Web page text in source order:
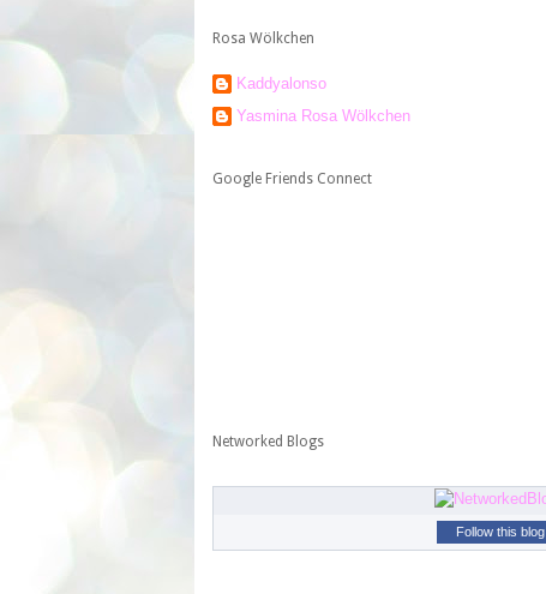
Rosa Wölkchen
Kaddyalonso
Yasmina Rosa Wölkchen
Google Friends Connect
Networked Blogs
Follow this blog